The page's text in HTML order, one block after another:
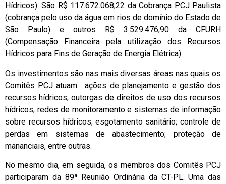
Hídricos). São R$ 117.672.068,22 da Cobrança PCJ Paulista
(cobrança pelo uso da água em rios de domínio do Estado de
São Paulo) e outros R$ 3.529.476,90 da CFURH
(Compensação Financeira pela utilização dos Recursos
Hídricos para Fins de Geração de Energia Elétrica).
Os investimentos são nas mais diversas áreas nas quais os
Comitês PCJ atuam: ações de planejamento e gestão dos
recursos hídricos; outorgas de direitos de uso dos recursos
hídricos; redes de monitoramento e sistemas de informação
sobre recursos hídricos; esgotamento sanitário; controle de
perdas em sistemas de abastecimento; proteção de
mananciais, entre outras.
No mesmo dia, em seguida, os membros dos Comitês PCJ
participaram da 89ª Reunião Ordinária da CT-PL. Uma das